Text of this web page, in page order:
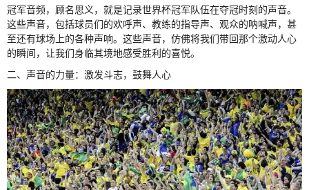
冠军音频，顾名思义，就是记录世界杯冠军队伍在夺冠时刻的声音。
这些声音，包括球员们的欢呼声、教练的指导声、观众的呐喊声，甚
至还有球场上的各种声响。这些声音，仿佛将我们带回那个激动人心
的瞬间，让我们身临其境地感受胜利的喜悦。
二、声音的力量：激发斗志，鼓舞人心